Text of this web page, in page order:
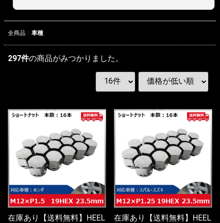
全商品 車種
297件の商品がみつかりました。
在庫あり【送料無料】HEEL
在庫あり【送料無料】HEEL